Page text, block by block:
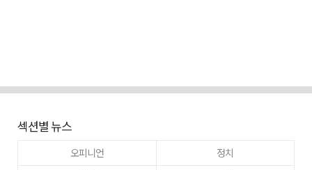
섹션별 뉴스
오피니언
정치